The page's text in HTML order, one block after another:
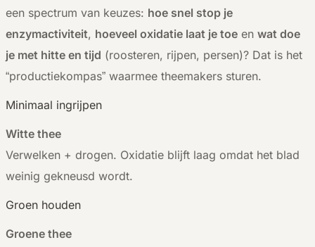
een spectrum van keuzes: hoe snel stop je
enzymactiviteit, hoeveel oxidatie laat je toe en wat doe
je met hitte en tijd (roosteren, rijpen, persen)? Dat is het
“productiekompas” waarmee theemakers sturen.
Minimaal ingrijpen
Witte thee
Verwelken + drogen. Oxidatie blijft laag omdat het blad
weinig gekneusd wordt.
Groen houden
Groene thee